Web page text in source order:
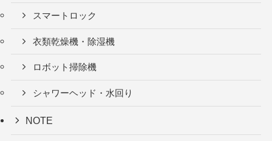
スマートロック
衣類乾燥機・除湿機
ロボット掃除機
シャワーヘッド・水回り
NOTE